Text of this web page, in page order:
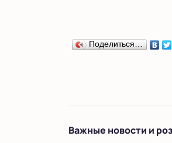
Поделиться…
Важные новости и